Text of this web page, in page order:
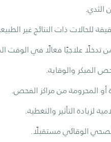
الثدي.
والوقاية.
المحرومة من مراكز الفحص.
لزيادة التأثير والتغطية.
الوقائي مستقبلًا.